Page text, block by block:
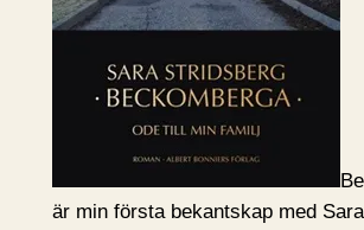
är min första bekantskap med